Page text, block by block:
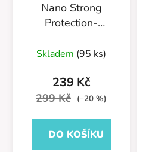
Nano Strong
Protection-
400ml-
Skladem (95 ks)
239 Kč
299 Kč (–20 %)
DO KOŠÍKU